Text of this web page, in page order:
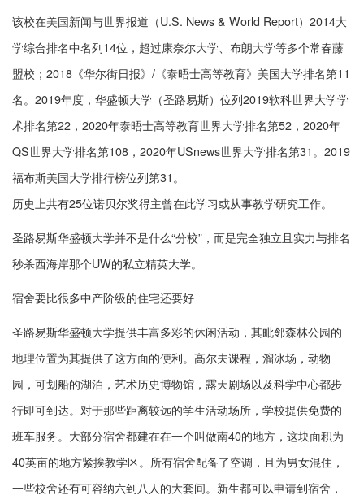
该校在美国新闻与世界报道（U.S. News & World Report）2014大
学综合排名中名列14位，超过康奈尔大学、布朗大学等多个常春藤
盟校；2018《华尔街日报》/《泰晤士高等教育》美国大学排名第11
名。2019年度，华盛顿大学（圣路易斯）位列2019软科世界大学学
术排名第22，2020年泰晤士高等教育世界大学排名第52，2020年
QS世界大学排名第108，2020年USnews世界大学排名第31。2019
福布斯美国大学排行榜位列第31。
历史上共有25位诺贝尔奖得主曾在此学习或从事教学研究工作。
圣路易斯华盛顿大学并不是什么“分校”，而是完全独立且实力与排名
秒杀西海岸那个UW的私立精英大学。
宿舍要比很多中产阶级的住宅还要好
圣路易斯华盛顿大学提供丰富多彩的休闲活动，其毗邻森林公园的
地理位置为其提供了这方面的便利。高尔夫课程，溜冰场，动物
园，可划船的湖泊，艺术历史博物馆，露天剧场以及科学中心都步
行即可到达。对于那些距离较远的学生活动场所，学校提供免费的
班车服务。大部分宿舍都建在在一个叫做南40的地方，这块面积为
40英亩的地方紧挨教学区。所有宿舍配备了空调，且为男女混住，
一些校舍还有可容纳六到八人的大套间。新生都可以申请到宿舍，